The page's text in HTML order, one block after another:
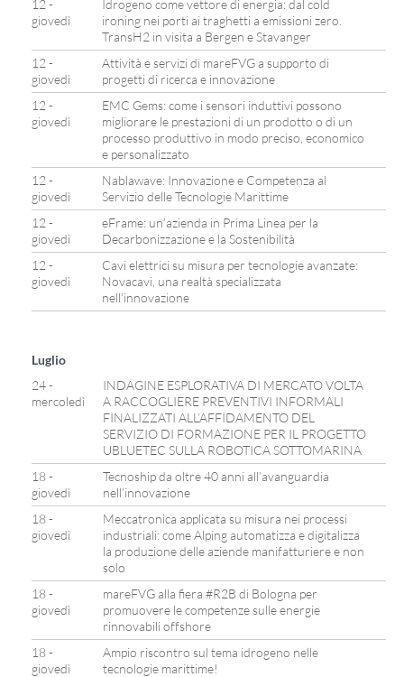
12 -
giovedì
Idrogeno come vettore di energia: dal cold
ironing nei porti ai traghetti a emissioni zero.
TransH2 in visita a Bergen e Stavanger
12 -
giovedì
Attività e servizi di mareFVG a supporto di
progetti di ricerca e innovazione
12 -
giovedì
EMC Gems: come i sensori induttivi possono
migliorare le prestazioni di un prodotto o di un
processo produttivo in modo preciso, economico
e personalizzato
12 -
giovedì
Nablawave: Innovazione e Competenza al
Servizio delle Tecnologie Marittime
12 -
giovedì
eFrame: un’azienda in Prima Linea per la
Decarbonizzazione e la Sostenibilità
12 -
giovedì
Cavi elettrici su misura per tecnologie avanzate:
Novacavi, una realtà specializzata
nell’innovazione
Luglio
24 -
mercoledì
INDAGINE ESPLORATIVA DI MERCATO VOLTA
A RACCOGLIERE PREVENTIVI INFORMALI
FINALIZZATI ALL’AFFIDAMENTO DEL
SERVIZIO DI FORMAZIONE PER IL PROGETTO
UBLUETEC SULLA ROBOTICA SOTTOMARINA
18 -
giovedì
Tecnoship da oltre 40 anni all’avanguardia
nell’innovazione
18 -
giovedì
Meccatronica applicata su misura nei processi
industriali: come Alping automatizza e digitalizza
la produzione delle aziende manifatturiere e non
solo
18 -
giovedì
mareFVG alla fiera #R2B di Bologna per
promuovere le competenze sulle energie
rinnovabili offshore
18 -
giovedì
Ampio riscontro sul tema idrogeno nelle
tecnologie marittime!